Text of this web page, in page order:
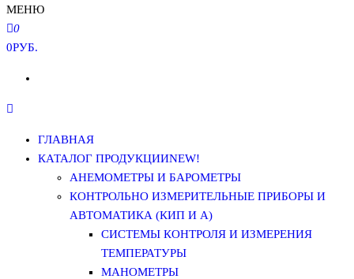
МЕНЮ
0
0РУБ.
ГЛАВНАЯ
КАТАЛОГ ПРОДУКЦИИNEW!
АНЕМОМЕТРЫ И БАРОМЕТРЫ
КОНТРОЛЬНО ИЗМЕРИТЕЛЬНЫЕ ПРИБОРЫ И
АВТОМАТИКА (КИП И А)
СИСТЕМЫ КОНТРОЛЯ И ИЗМЕРЕНИЯ
ТЕМПЕРАТУРЫ
МАНОМЕТРЫ